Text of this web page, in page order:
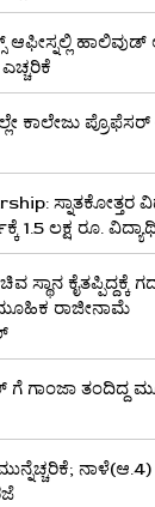
ಆಫೀಸ್ನಲ್ಲಿ
ಕಾಲೇಜು
ಸ್ನಾತಕೋತ್ತರ
1.5 ಲಕ್ಷ ರೂ.
ಸ್ಥಾನ
ರಾಜೀನಾಮೆ
ಗೆ ಗಾಂಜಾ ತಂದಿದ್ದ
ನಾಳೆ(ಆ.4)